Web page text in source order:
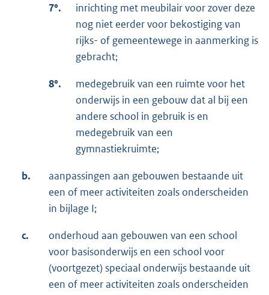
7°.
inrichting met meubilair voor zover deze
nog niet eerder voor bekostiging van
rijks- of gemeentewege in aanmerking is
gebracht;
8°.
medegebruik van een ruimte voor het
onderwijs in een gebouw dat al bij een
andere school in gebruik is en
medegebruik van een
gymnastiekruimte;
b.
aanpassingen aan gebouwen bestaande uit
een of meer activiteiten zoals onderscheiden
in bijlage I;
c.
onderhoud aan gebouwen van een school
voor basisonderwijs en een school voor
(voortgezet) speciaal onderwijs bestaande uit
een of meer activiteiten zoals onderscheiden